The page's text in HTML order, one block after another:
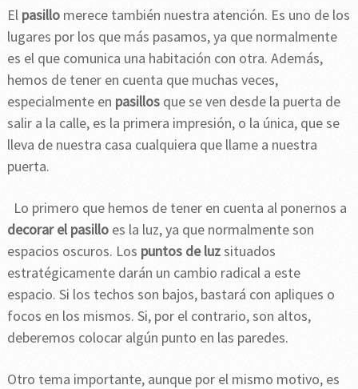
El pasillomerece también nuestra atención. Es uno de los
lugares por los que más pasamos, ya que normalmente
es el que comunica una habitación con otra. Además,
hemos de tener en cuenta que muchas veces,
especialmente en pasillosque se ven desde la puerta de
salir a la calle, es la primera impresión, o la única, que se
lleva de nuestra casa cualquiera que llame a nuestra
puerta.
Lo primero que hemos de tener en cuenta al ponernos a
decorar el pasilloes la luz, ya que normalmente son
espacios oscuros. Los puntos de luzsituados
estratégicamente darán un cambio radical a este
espacio. Si los techos son bajos, bastará con apliques o
focos en los mismos. Si, por el contrario, son altos,
deberemos colocar algún punto en las paredes.
Otro tema importante, aunque por el mismo motivo, es